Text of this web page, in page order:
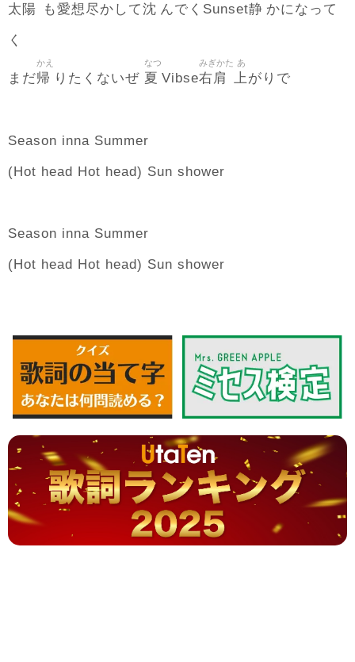
太陽 も愛想尽かして沈 んでくSunset静 かになって
く
まだ帰
かえ
りたくないぜ 夏
なつ
Vibse右肩
みぎかた
上
あ
がりで
Season inna Summer
(Hot head Hot head) Sun shower
Season inna Summer
(Hot head Hot head) Sun shower